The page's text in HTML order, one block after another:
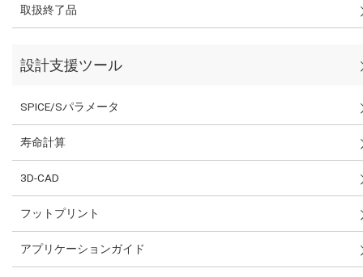
取扱終了品
設計支援ツール
SPICE/Sパラメータ
寿命計算
3D-CAD
フットプリント
アプリケーションガイド